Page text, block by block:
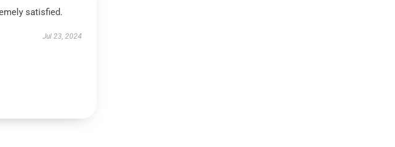
satisfied.
Jul 23, 2024